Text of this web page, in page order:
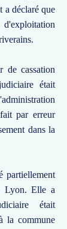
a déclaré que
de cassation
était
par erreur
dans la
partiellement
Lyon. Elle a
était
la commune